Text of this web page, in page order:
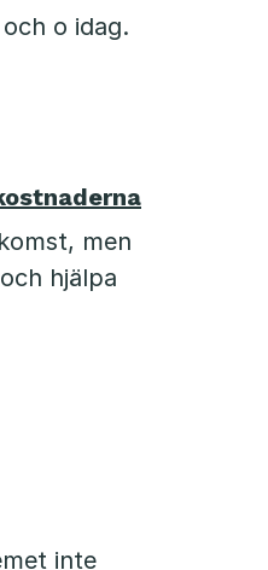
o idag.
men
hjälpa
inte